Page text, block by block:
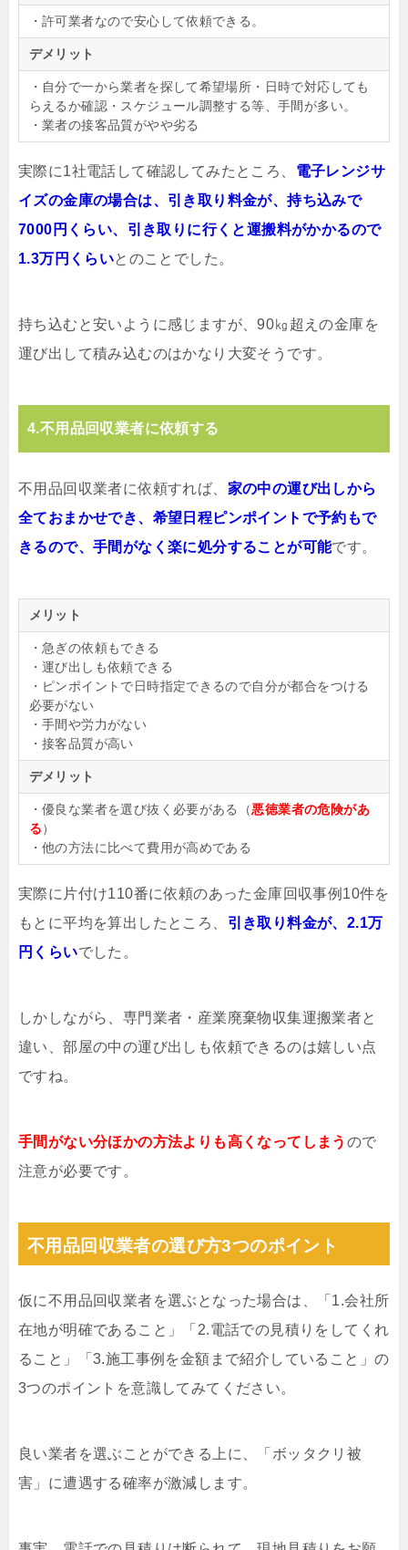
・許可業者なので安心して依頼できる。
デメリット
・自分で一から業者を探して希望場所・日時で対応しても
らえるか確認・スケジュール調整する等、手間が多い。
・業者の接客品質がやや劣る
実際に1社電話して確認してみたところ、 電子レンジサ
イズの金庫の場合は、引き取り料金が、持ち込みで
7000円くらい、引き取りに行くと運搬料がかかるので
1.3万円くらいとのことでした。
持ち込むと安いように感じますが、90㎏超えの金庫を
運び出して積み込むのはかなり大変そうです。
4.不用品回収業者に依頼する
不用品回収業者に依頼すれば、 家の中の運び出しから
全ておまかせでき、希望日程ピンポイントで予約もで
きるので、手間がなく楽に処分することが可能です。
メリット
・急ぎの依頼もできる
・運び出しも依頼できる
・ピンポイントで日時指定できるので自分が都合をつける
必要がない
・手間や労力がない
・接客品質が高い
デメリット
・優良な業者を選び抜く必要がある（悪徳業者の危険があ
る）
・他の方法に比べて費用が高めである
実際に片付け110番に依頼のあった金庫回収事例10件を
もとに平均を算出したところ、 引き取り料金が、2.1万
円くらいでした。
しかしながら、専門業者・産業廃棄物収集運搬業者と
違い、部屋の中の運び出しも依頼できるのは嬉しい点
ですね。
手間がない分ほかの方法よりも高くなってしまう ので
注意が必要です。
不用品回収業者の選び方3つのポイント
仮に不用品回収業者を選ぶとなった場合は、「1.会社所
在地が明確であること」「2.電話での見積りをしてくれ
ること」「3.施工事例を金額まで紹介していること」の
3つのポイントを意識してみてください。
良い業者を選ぶことができる上に、「ボッタクリ被
害」に遭遇する確率が激減します。